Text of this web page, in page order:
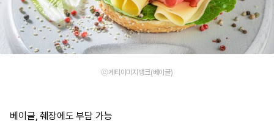
ⓒ게티이미지뱅크(베이글)
베이글, 췌장에도 부담 가능